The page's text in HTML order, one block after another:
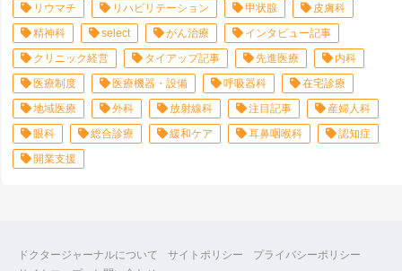
リウマチ リハビリテーション 甲状腺
皮膚科
精神科
select がん治療
インタビュー記事
クリニック経営
タイアップ記事 先進医療
内科
医療制度
医療機器・設備 呼吸器科
在宅診療
地域医療
外科 放射線科 注目記事
産婦人科
眼科
総合診療 緩和ケア 耳鼻咽喉科
認知症
開業支援
ドクタージャーナルについて サイトポリシー
プライバシーポリシー